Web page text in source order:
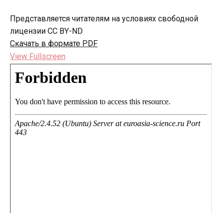
Представляется читателям на условиях свободной
лицензии CC BY-ND
Скачать в формате PDF
View Fullscreen
Перейти
содержимому